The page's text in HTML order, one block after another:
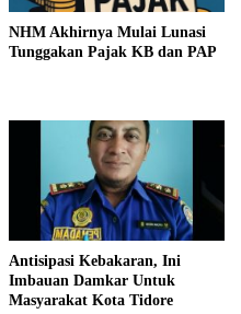
NHM Akhirnya Mulai Lunasi
Tunggakan Pajak KB dan PAP
Antisipasi Kebakaran, Ini
Imbauan Damkar Untuk
Masyarakat Kota Tidore